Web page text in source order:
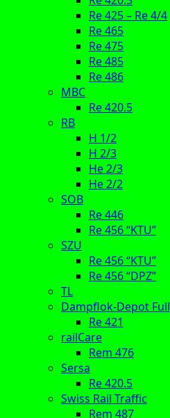
Re 425 – Re 4/4
Re 465
Re 475
Re 485
Re 486
MBC
Re 420.5
RB
H 1/2
H 2/3
He 2/3
He 2/2
SOB
Re 446
Re 456 “KTU”
SZU
Re 456 “KTU”
Re 456 “DPZ”
TL
Dampflok-Depot Full
Re 421
railCare
Rem 476
Sersa
Re 420.5
Swiss Rail Traffic
Rem 487